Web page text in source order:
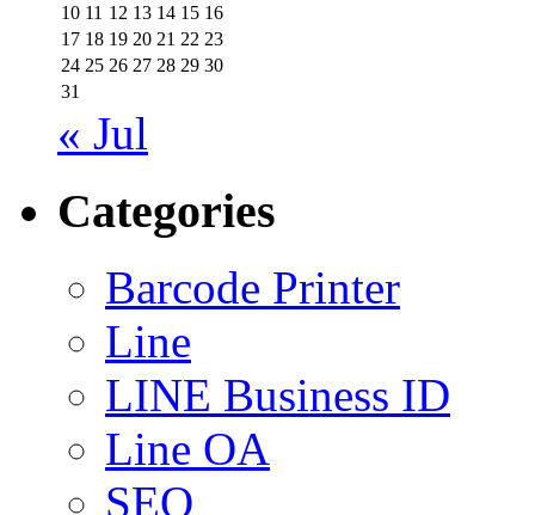
10 11 12 13 14 15 16
17 18 19 20 21 22 23
24 25 26 27 28 29 30
31
« Jul
Categories
Barcode Printer
Line
LINE Business ID
Line OA
SEO